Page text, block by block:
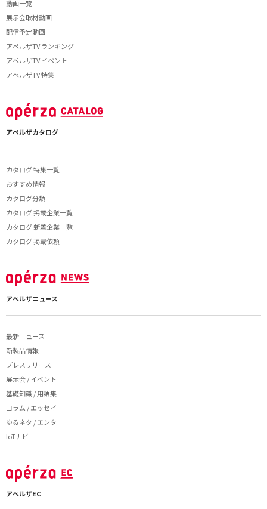
動画一覧
展示会取材動画
配信予定動画
アペルザTV ランキング
アペルザTV イベント
アペルザTV 特集
アペルザカタログ
カタログ 特集一覧
おすすめ情報
カタログ分類
カタログ 掲載企業一覧
カタログ 新着企業一覧
カタログ 掲載依頼
アペルザニュース
最新ニュース
新製品情報
プレスリリース
展示会 / イベント
基礎知識 / 用語集
コラム / エッセイ
ゆるネタ / エンタ
IoTナビ
アペルザEC